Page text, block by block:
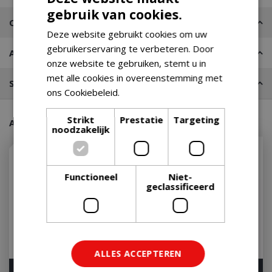
Contact
Advies nodig?
Stel een vraag
Aanraders van onze klanten
gebruik van cookies.
Deze website gebruikt cookies om uw
gebruikerservaring te verbeteren. Door
onze website te gebruiken, stemt u in
met alle cookies in overeenstemming met
ons Cookiebeleid.
Strikt
noodzakelijk
Prestatie Targeting
Functioneel
Niet-
geclassificeerd
ALLES ACCEPTEREN